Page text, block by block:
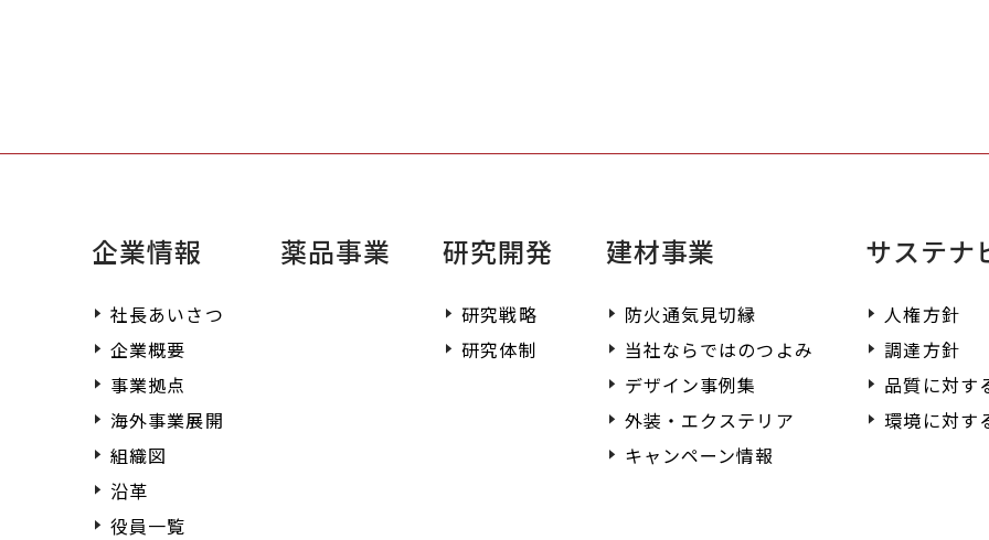
企業情報
社長あいさつ
企業概要
事業拠点
海外事業展開
組織図
沿革
役員一覧
薬品事業 研究開発
研究戦略
研究体制
建材事業
防火通気見切縁
当社ならではのつよみ
デザイン事例集
外装・エクステリア
キャンペーン情報
サステナ
人権方針
調達方針
品質に対す
環境に対す